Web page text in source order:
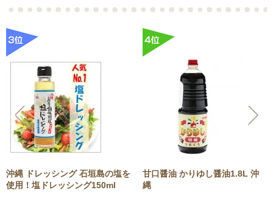
沖縄 ドレッシング 石垣島の塩を
使用！塩ドレッシング150ml
甘口醤油 かりゆし醤油1.8L 沖
縄